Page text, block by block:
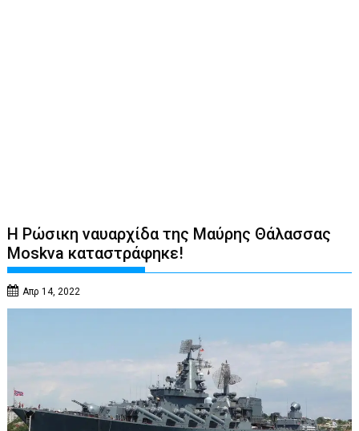
Η Ρώσικη ναυαρχίδα της Μαύρης Θάλασσας
Moskva καταστράφηκε!
Απρ 14, 2022